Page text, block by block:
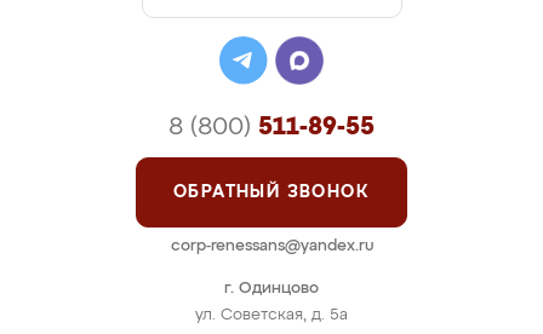
г. Одинцово
ул. Советская, д. 5а
8 (800) 511-89-55
ОБРАТНЫЙ ЗВОНОК
corp-renessans@yandex.ru